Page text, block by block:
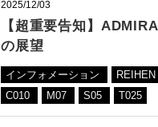
2025/12/03
【超重要告知】
の展望
インフォメーション
C010
M07 S05 T025